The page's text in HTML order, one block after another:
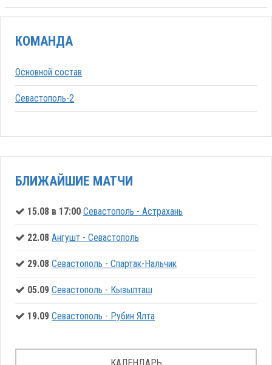
КОМАНДА
Основной состав
Севастополь-2
БЛИЖАЙШИЕ МАТЧИ
15.08 в 17:00 Севастополь - Астрахань
22.08 Ангушт - Севастополь
29.08 Севастополь - Спартак-Нальчик
05.09 Севастополь - Кызылташ
19.09 Севастополь - Рубин Ялта